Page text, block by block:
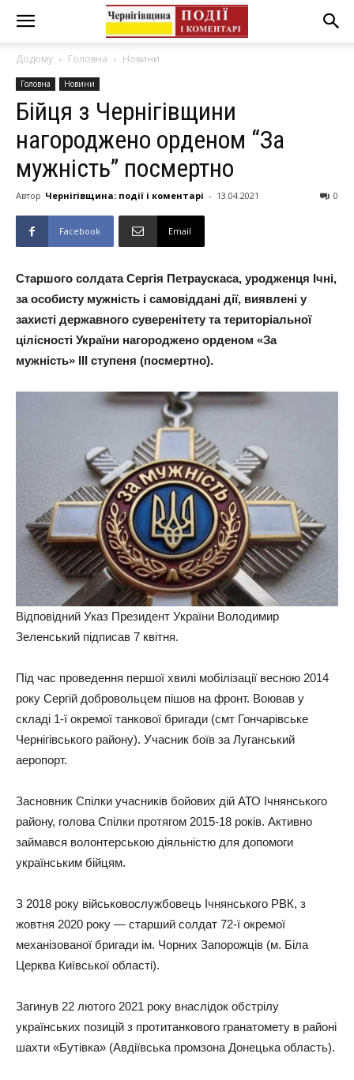
Додому Головна Новини
Головна Новини
Бійця з Чернігівщини
нагороджено орденом “За
мужність” посмертно
Автор Чернігівщина: події і коментарі - 13.04.2021 0
Facebook Email
Старшого солдата Сергія Петраускаса, уродженця Ічні,
за особисту мужність і самовіддані дії, виявлені у
захисті державного суверенітету та територіальної
цілісності України нагороджено орденом «За
мужність» ІІІ ступеня (посмертно).
Відповідний Указ Президент України Володимир
Зеленський підписав 7 квітня.
Під час проведення першої хвилі мобілізації весною 2014
року Сергій добровольцем пішов на фронт. Воював у
складі 1-ї окремої танкової бригади (смт Гончарівське
Чернігівського району). Учасник боїв за Луганський
аеропорт.
Засновник Спілки учасників бойових дій АТО Ічнянського
району, голова Спілки протягом 2015-18 років. Активно
займався волонтерською діяльністю для допомоги
українським бійцям.
З 2018 року військовослужбовець Ічнянського РВК, з
жовтня 2020 року — старший солдат 72-ї окремої
механізованої бригади ім. Чорних Запорожців (м. Біла
Церква Київської області).
Загинув 22 лютого 2021 року внаслідок обстрілу
українських позицій з протитанкового гранатомету в районі
шахти «Бутівка» (Авдіївська промзона Донецька область).